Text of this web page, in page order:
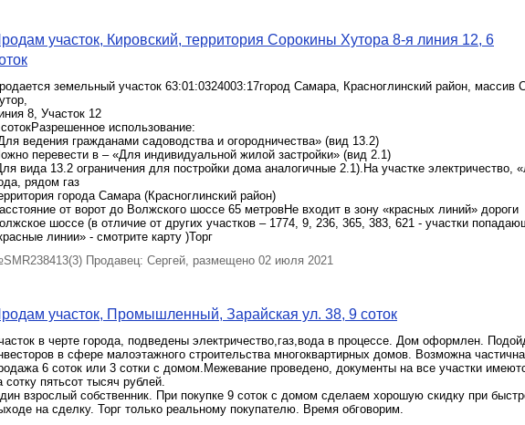
участок, Кировский, территория Сорокины Хутора 8-я линия 12, 6
земельный участок 63:01:0324003:17город Самара, Красноглинский район, массив
8, Участок 12
использование:
ведения гражданами садоводства и огородничества» (вид 13.2)
перевести в – «Для индивидуальной жилой застройки» (вид 2.1)
вида 13.2 ограничения для постройки дома аналогичные 2.1).На участке электричество,
рядом газ
города Самара (Красноглинский район)
от ворот до Волжского шоссе 65 метровНе входит в зону «красных линий» дороги
шоссе (в отличие от других участков – 1774, 9, 236, 365, 383, 621 - участки
линии» - смотрите карту )Торг
Продавец: Сергей, размещено 02 июля 2021
участок, Промышленный, Зарайская ул. 38, 9 соток
в черте города, подведены электричество,газ,вода в процессе. Дом оформлен.
в сфере малоэтажного строительства многоквартирных домов. Возможна
6 соток или 3 сотки с домом.Межевание проведено, документы на все участки
сотку пятьсот тысяч рублей.
взрослый собственник. При покупке 9 соток с домом сделаем хорошую скидку при
на сделку. Торг только реальному покупателю. Время обговорим.